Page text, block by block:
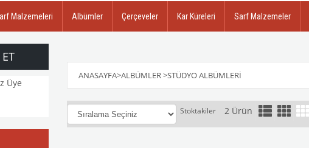
Malzemeleri Albümler Çerçeveler Kar Küreleri Sarf Malzemeler
Üye
ANASAYFA>ALBÜMLER>STÜDYO ALBÜMLERI
Stoktakiler 2 Ürün